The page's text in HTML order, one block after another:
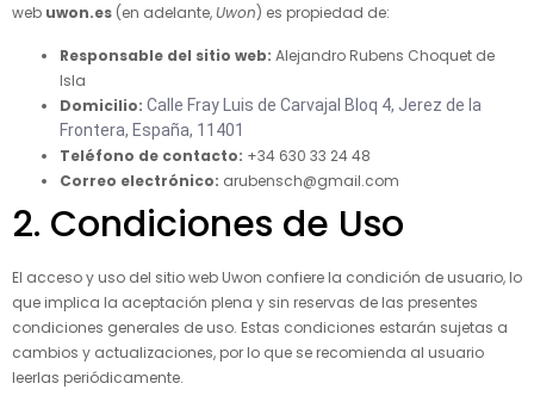
web uwon.es (en adelante,Uwon) es propiedad de:
Responsable del sitio web: Alejandro Rubens Choquet de
Isla
Domicilio: Calle Fray Luis de Carvajal Bloq 4, Jerez de la
Frontera, España, 11401
Teléfono de contacto: +34 630 33 24 48
Correo electrónico: arubensch@gmail.com
2. Condiciones de Uso
El acceso y uso del sitio web Uwon confiere la condición de usuario, lo
que implica la aceptación plena y sin reservas de las presentes
condiciones generales de uso. Estas condiciones estarán sujetas a
cambios y actualizaciones, por lo que se recomienda al usuario
leerlas periódicamente.